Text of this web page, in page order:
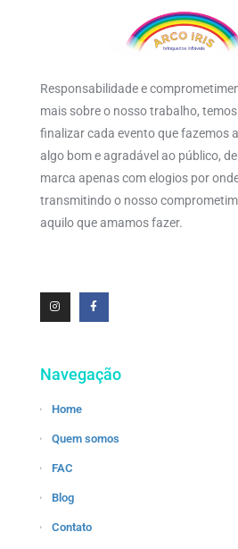
Responsabilidade e
mais sobre o nosso trabalho,
finalizar cada evento que fazemos
algo bom e agradável ao público,
marca apenas com elogios por
transmitindo o nosso
aquilo que amamos fazer.
Navegação
Home
Quem somos
FAC
Blog
Contato